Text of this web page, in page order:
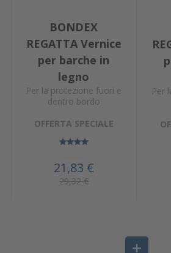
BONDEX
REGATTA Vernice
per barche in
legno
Per la protezione fuori e
dentro bordo
OFFERTA SPECIALE
21,83 €
29,32 €
Per